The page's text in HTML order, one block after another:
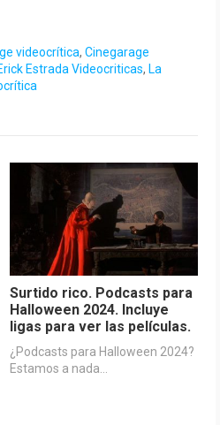
videocrítica, Cinegarage
Estrada Videocriticas, La
Surtido rico. Podcasts para
Halloween 2024. Incluye
ligas para ver las películas.
¿Podcasts para Halloween 2024?
Estamos a nada…